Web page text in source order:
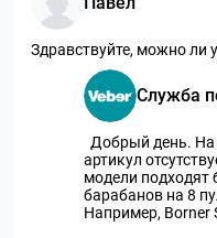
Здравствуйте, можно ли
Служба
Добрый день. На
артикул
модели подходят
барабанов на 8
Например, Borner